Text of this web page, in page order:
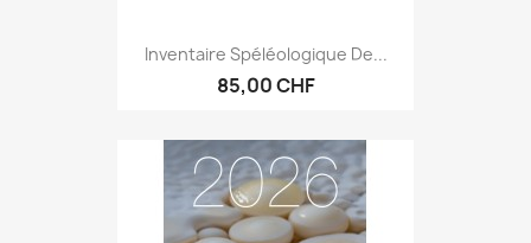
Inventaire Spéléologique De...
85,00 CHF